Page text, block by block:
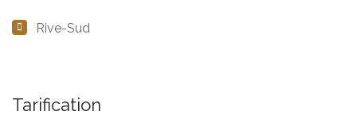
Rive-Sud
Tarification